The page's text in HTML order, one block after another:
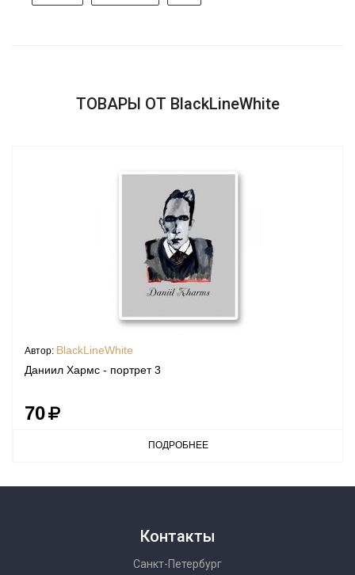
ТОВАРЫ ОТ BlackLineWhite
Автор: BlackLineWhite
Даниил Хармс - портрет 3
70
ПОДРОБНЕЕ
Контакты
Санкт-Петербург